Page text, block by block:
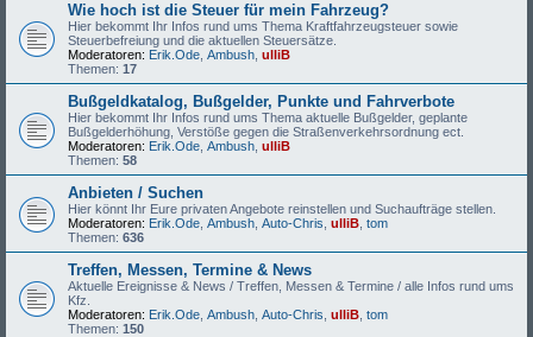
Wie hoch ist die Steuer für mein Fahrzeug?
Hier bekommt Ihr Infos rund ums Thema Kraftfahrzeugsteuer sowie
Steuerbefreiung und die aktuellen Steuersätze.
Moderatoren: Erik.Ode Ambush ulliB
Themen: 17
Bußgeldkatalog, Bußgelder, Punkte und Fahrverbote
Hier bekommt Ihr Infos rund ums Thema aktuelle Bußgelder, geplante
Bußgelderhöhung, Verstöße gegen die Straßenverkehrsordnung ect.
Moderatoren: Erik.Ode Ambush ulliB
Themen: 58
Anbieten / Suchen
Hier könnt Ihr Eure privaten Angebote reinstellen und Suchaufträge stellen.
Moderatoren: Erik.Ode Ambush Auto-Chris ulliB tom
Themen: 636
Treffen, Messen, Termine & News
Aktuelle Ereignisse & News / Treffen, Messen & Termine / alle Infos rund ums
Kfz.
Moderatoren: Erik.Ode Ambush Auto-Chris ulliB tom
Themen: 150